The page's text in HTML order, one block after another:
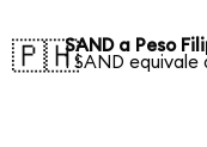
🇵🇭SAND a Peso
1 SAND equivale